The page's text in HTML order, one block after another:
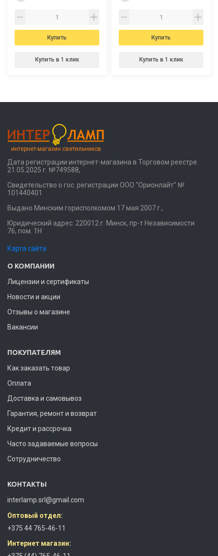
Купить
Купить в 1 клик
Купить
Купить в 1 клик
интернет-магазин светильников
Дата регистрации интернет-магазина в Торговом реестре
21.05.2025 г. №749588,
Свидетельство о гос. регистрации ООО "Орионлайт" №
101440401
Выдано Минским горисполкомом 17 мая 2007 г.,
Юридический адрес: 220012 г. Минск, пр-т Независимости
76, пом. 1Н
Карта сайта
О КОМПАНИИ
Лицензии и сертификаты
Новости и акции
Отзывы о магазине
Вакансии
ПОКУПАТЕЛЯМ
Как заказать товар
Оплата
Доставка и самовывоз
Гарантия, ремонт и возврат
Кредит и рассрочка
Часто задаваемые вопросы
Сотрудничество
КОНТАКТЫ
interlamp.srl@gmail.com
Оптовый отдел:
+375 44 765-46-11
Интернет магазин: